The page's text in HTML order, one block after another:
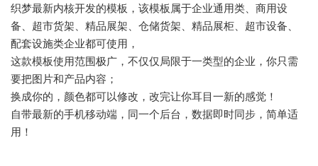
织梦最新内核开发的模板，该模板属于企业通用类、商用设
备、超市货架、精品展架、仓储货架、精品展柜、超市设备、
配套设施类企业都可使用，
这款模板使用范围极广，不仅仅局限于一类型的企业，你只需
要把图片和产品内容；
换成你的，颜色都可以修改，改完让你耳目一新的感觉！
自带最新的手机移动端，同一个后台，数据即时同步，简单适
用！